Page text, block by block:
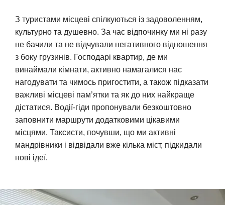
З туристами місцеві спілкуються із задоволенням,
культурно та душевно. За час відпочинку ми ні разу
не бачили та не відчували негативного відношення
з боку грузинів. Господарі квартир, де ми
винаймали кімнати, активно намагалися нас
нагодувати та чимось пригостити, а також підказати
важливі місцеві пам’ятки та як до них найкраще
дістатися. Водії-гіди пропонували безкоштовно
заповнити маршрути додатковими цікавими
місцями. Таксисти, почувши, що ми активні
мандрівники і відвідали вже кілька міст, підкидали
нові ідеї.